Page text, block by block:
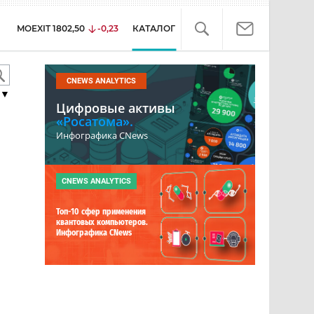
MOEXIT 1802,50 -0,23 КАТАЛОГ
CNEWS ANALYTICS
Цифровые активы
«Росатома».
Инфографика CNews
CNEWS ANALYTICS
Топ-10 сфер применения
квантовых компьютеров.
Инфографика CNews